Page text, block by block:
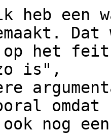
heb een
Dat
het feit
is",
omdat
nog